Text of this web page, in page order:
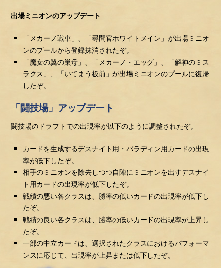
出場ミニオンのアップデート
「メカーノ戦車」、「尋問官ホワイトメイン」が出場ミニオ
ンのプールから登録抹消されたぞ。
「魔女の翼の巣母」、「メカーノ・エッグ」、「解神のミス
ラクス」、「いてまう板前」が出場ミニオンのプールに復帰
したぞ。
「闘技場」アップデート
闘技場のドラフトでの出現率が以下のように調整されたぞ。
カードを生成するデスナイト用・パラディン用カードの出現
率が低下したぞ。
相手のミニオンを除去しつつ自陣にミニオンを出すデスナイ
ト用カードの出現率が低下したぞ。
戦績の悪い各クラスは、勝率の低いカードの出現率が低下し
たぞ。
戦績の良い各クラスは、勝率の低いカードの出現率が上昇し
たぞ。
一部の中立カードは、選択されたクラスにおけるパフォーマ
ンスに応じて、出現率が上昇または低下したぞ。